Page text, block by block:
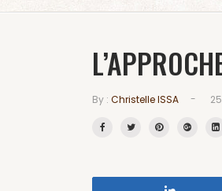
By : Christelle ISSA -